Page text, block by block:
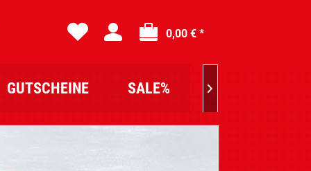
0,00 € *
GUTSCHEINE SALE% 